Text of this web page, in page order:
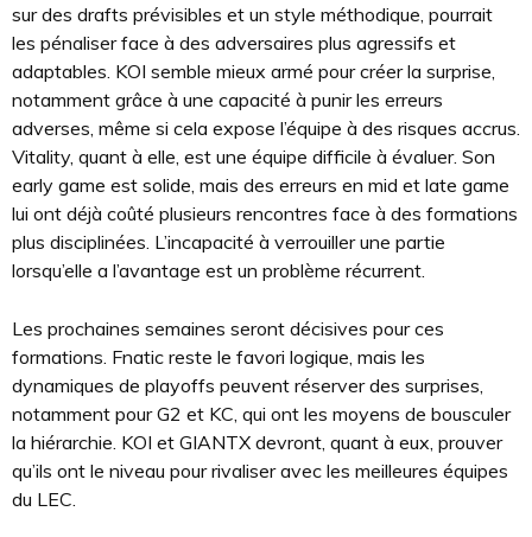
sur des drafts prévisibles et un style méthodique, pourrait
les pénaliser face à des adversaires plus agressifs et
adaptables. KOI semble mieux armé pour créer la surprise,
notamment grâce à une capacité à punir les erreurs
adverses, même si cela expose l’équipe à des risques accrus.
Vitality, quant à elle, est une équipe difficile à évaluer. Son
early game est solide, mais des erreurs en mid et late game
lui ont déjà coûté plusieurs rencontres face à des formations
plus disciplinées. L’incapacité à verrouiller une partie
lorsqu’elle a l’avantage est un problème récurrent.
Les prochaines semaines seront décisives pour ces
formations. Fnatic reste le favori logique, mais les
dynamiques de playoffs peuvent réserver des surprises,
notamment pour G2 et KC, qui ont les moyens de bousculer
la hiérarchie. KOI et GIANTX devront, quant à eux, prouver
qu’ils ont le niveau pour rivaliser avec les meilleures équipes
du LEC.